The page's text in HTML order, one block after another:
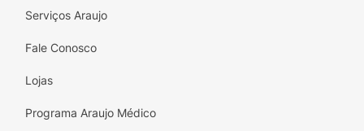
Serviços Araujo
Fale Conosco
Lojas
Programa Araujo Médico